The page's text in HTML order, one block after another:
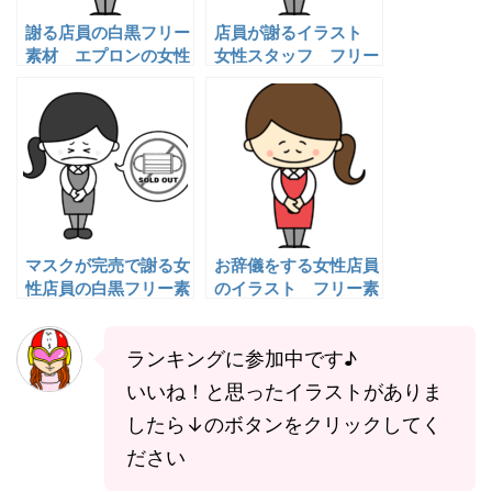
謝る店員の白黒フリー
素材 エプロンの女性
店員が謝るイラスト
女性スタッフ フリー
マスクが完売で謝る女
性店員の白黒フリー素
お辞儀をする女性店員
のイラスト フリー素
ランキングに参加中です♪
いいね！と思ったイラストがありま
したら↓のボタンをクリックしてく
ださい